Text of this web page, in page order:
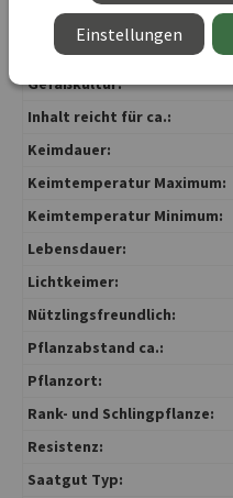
Formatangabe:
Gefäßkultur:
Inhalt reicht für ca.:
Keimdauer:
Keimtemperatur Maximum:
Keimtemperatur Minimum:
Lebensdauer:
Lichtkeimer:
Nützlingsfreundlich:
Pflanzabstand ca.:
Pflanzort:
Rank- und Schlingpflanze:
Resistenz:
Saatgut Typ:
Einstellungen